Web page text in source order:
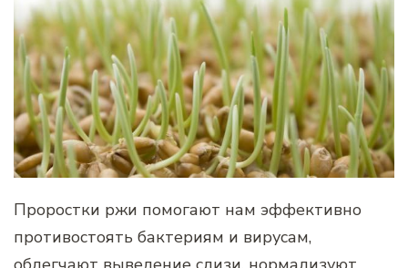
Проростки ржи помогают нам эффективно
противостоять бактериям и вирусам,